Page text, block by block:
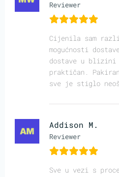
Reviewer
Cijenila sam
mogućnosti
dostave u blizini
praktičan.
sve je stiglo
Addison M.
Reviewer
Sve u vezi s